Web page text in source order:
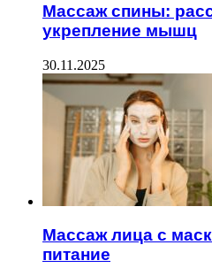
Массаж спины:
укрепление мышц
30.11.2025
Массаж лица с
питание